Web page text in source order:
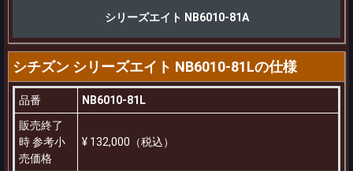
シリーズエイト NB6010-81A
シチズン シリーズエイト NB6010-81Lの仕様
品番
NB6010-81L
販売終了
時 参考小
売価格
¥ 132,000（税込）